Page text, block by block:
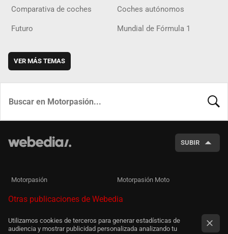
Comparativa de coches Coches autónomos
Futuro Mundial de Fórmula 1
VER MÁS TEMAS
SUBIR
Motorpasión Motorpasión Moto
Otras publicaciones de Webedia
Utilizamos cookies de terceros para generar estadísticas de
audiencia y mostrar publicidad personalizada analizando tu